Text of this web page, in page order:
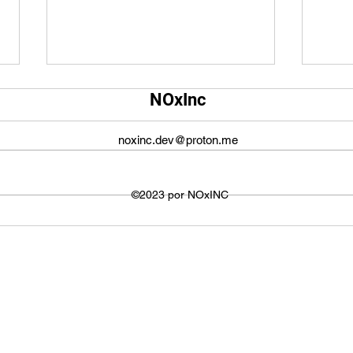
Qual é o tamanho da tela do
O tamanho da tela do YouTube
utilizada para visualizar os
O
de
NOxInc
noxinc.dev@proton.me
©2023 por NOxINC